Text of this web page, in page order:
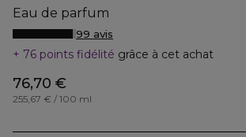
Eau de parfum
99 avis
76 points fidélité grâce à cet achat
76,70 €
255,67 € / 100 ml